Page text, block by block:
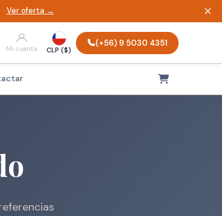
Ver oferta → ✕
Mi cuenta CLP ($)
(+56) 9 5030 4351